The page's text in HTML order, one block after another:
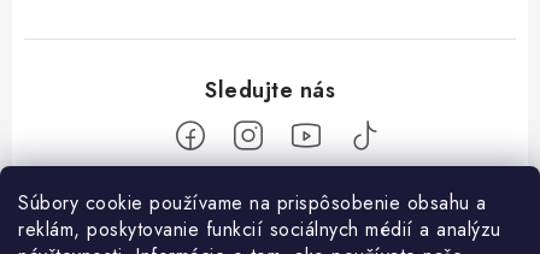
Súbory cookie používame na prispôsobenie obsahu a
reklám, poskytovanie funkcií sociálnych médií a analýzu